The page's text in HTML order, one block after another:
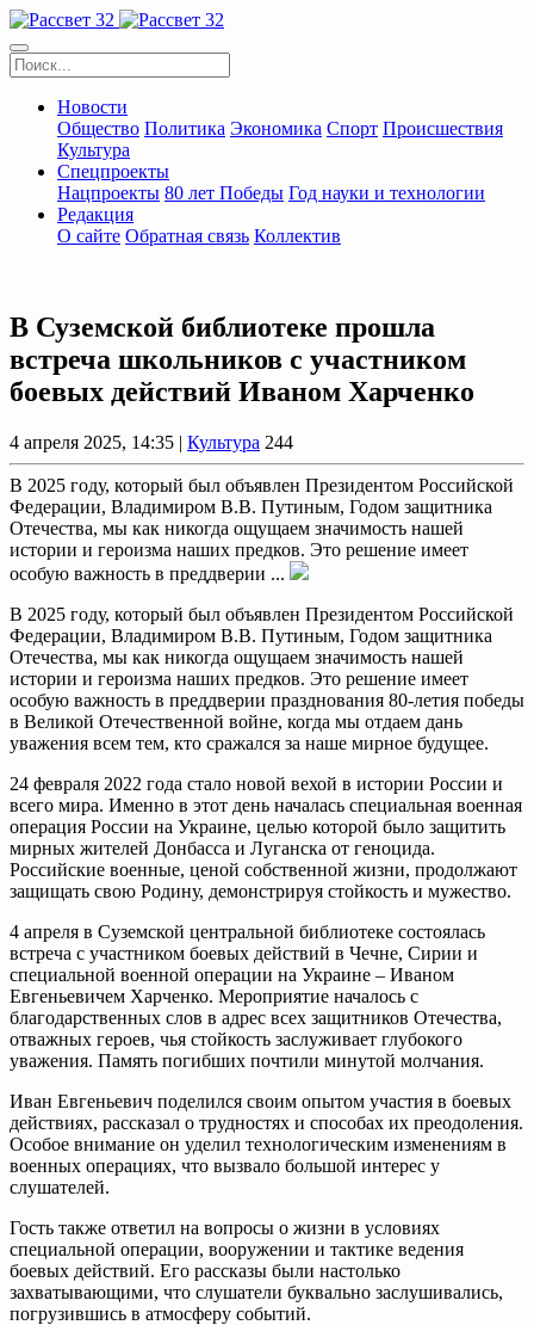
Новости
Общество Политика Экономика Спорт Происшествия
Культура
Спецпроекты
Нацпроекты 80 лет Победы Год науки и технологии
Редакция
О сайте Обратная связь Коллектив
В Суземской библиотеке прошла
встреча школьников с участником
боевых действий Иваном Харченко
4 апреля 2025, 14:35 | Культура 244
В 2025 году, который был объявлен Президентом Российской
Федерации, Владимиром В.В. Путиным, Годом защитника
Отечества, мы как никогда ощущаем значимость нашей
истории и героизма наших предков. Это решение имеет
особую важность в преддверии ...
В 2025 году, который был объявлен Президентом Российской
Федерации, Владимиром В.В. Путиным, Годом защитника
Отечества, мы как никогда ощущаем значимость нашей
истории и героизма наших предков. Это решение имеет
особую важность в преддверии празднования 80-летия победы
в Великой Отечественной войне, когда мы отдаем дань
уважения всем тем, кто сражался за наше мирное будущее.
24 февраля 2022 года стало новой вехой в истории России и
всего мира. Именно в этот день началась специальная военная
операция России на Украине, целью которой было защитить
мирных жителей Донбасса и Луганска от геноцида.
Российские военные, ценой собственной жизни, продолжают
защищать свою Родину, демонстрируя стойкость и мужество.
4 апреля в Суземской центральной библиотеке состоялась
встреча с участником боевых действий в Чечне, Сирии и
специальной военной операции на Украине – Иваном
Евгеньевичем Харченко. Мероприятие началось с
благодарственных слов в адрес всех защитников Отечества,
отважных героев, чья стойкость заслуживает глубокого
уважения. Память погибших почтили минутой молчания.
Иван Евгеньевич поделился своим опытом участия в боевых
действиях, рассказал о трудностях и способах их преодоления.
Особое внимание он уделил технологическим изменениям в
военных операциях, что вызвало большой интерес у
слушателей.
Гость также ответил на вопросы о жизни в условиях
специальной операции, вооружении и тактике ведения
боевых действий. Его рассказы были настолько
захватывающими, что слушатели буквально заслушивались,
погрузившись в атмосферу событий.